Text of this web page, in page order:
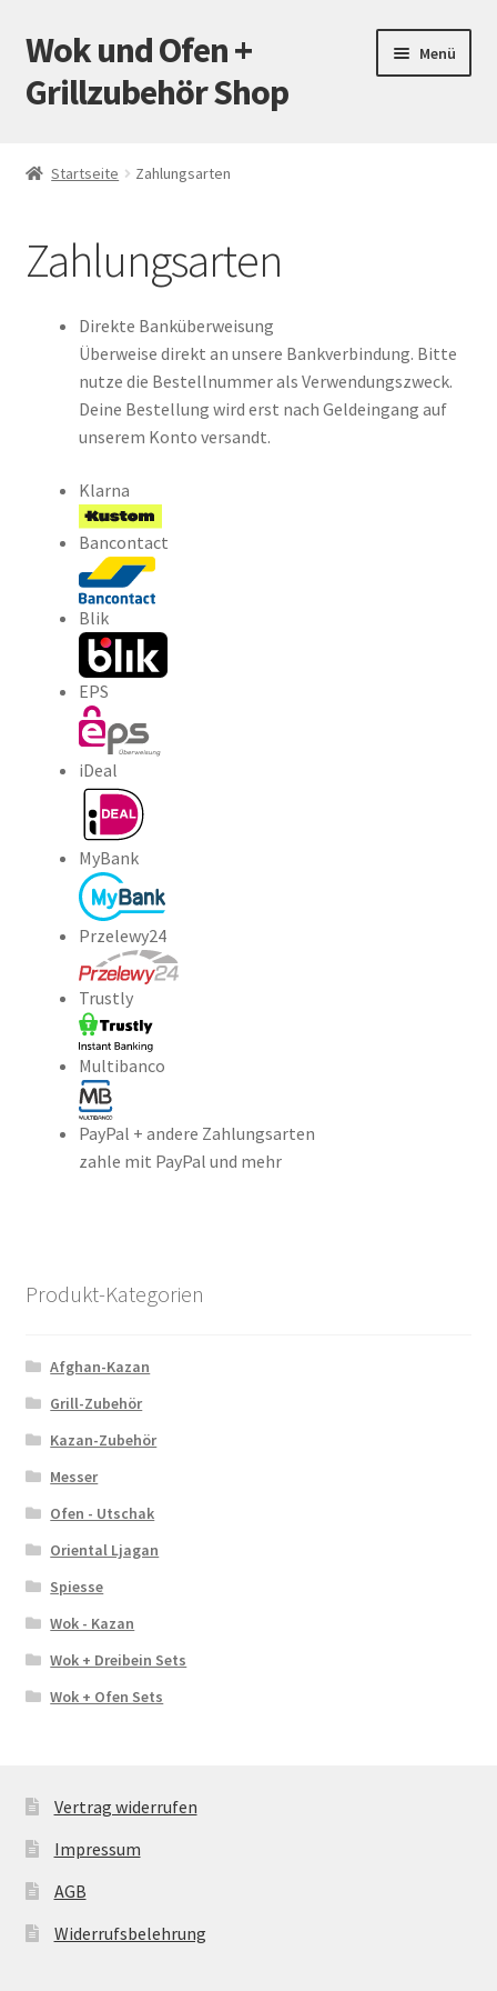
Zur
Navigation
springen
Zum
Inhalt
springen
Wok und Ofen +
Grillzubehör Shop
Menü
Warenkorb
Versand
Zahlungsarten
Kontakt
Startseite Zahlungsarten
Zahlungsarten
Direkte Banküberweisung
Überweise direkt an unsere Bankverbindung. Bitte
nutze die Bestellnummer als Verwendungszweck.
Deine Bestellung wird erst nach Geldeingang auf
unserem Konto versandt.
Klarna
Bancontact
Blik
EPS
iDeal
MyBank
Przelewy24
Trustly
Multibanco
PayPal + andere Zahlungsarten
zahle mit PayPal und mehr
Produkt-Kategorien
Afghan-Kazan
Grill-Zubehör
Kazan-Zubehör
Messer
Ofen - Utschak
Oriental Ljagan
Spiesse
Wok - Kazan
Wok + Dreibein Sets
Wok + Ofen Sets
Vertrag widerrufen
Impressum
AGB
Widerrufsbelehrung